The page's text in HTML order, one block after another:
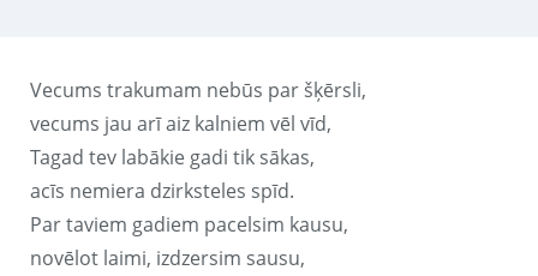
Vecums trakumam nebūs par šķērsli,
vecums jau arī aiz kalniem vēl vīd,
Tagad tev labākie gadi tik sākas,
acīs nemiera dzirksteles spīd.
Par taviem gadiem pacelsim kausu,
novēlot laimi, izdzersim sausu,